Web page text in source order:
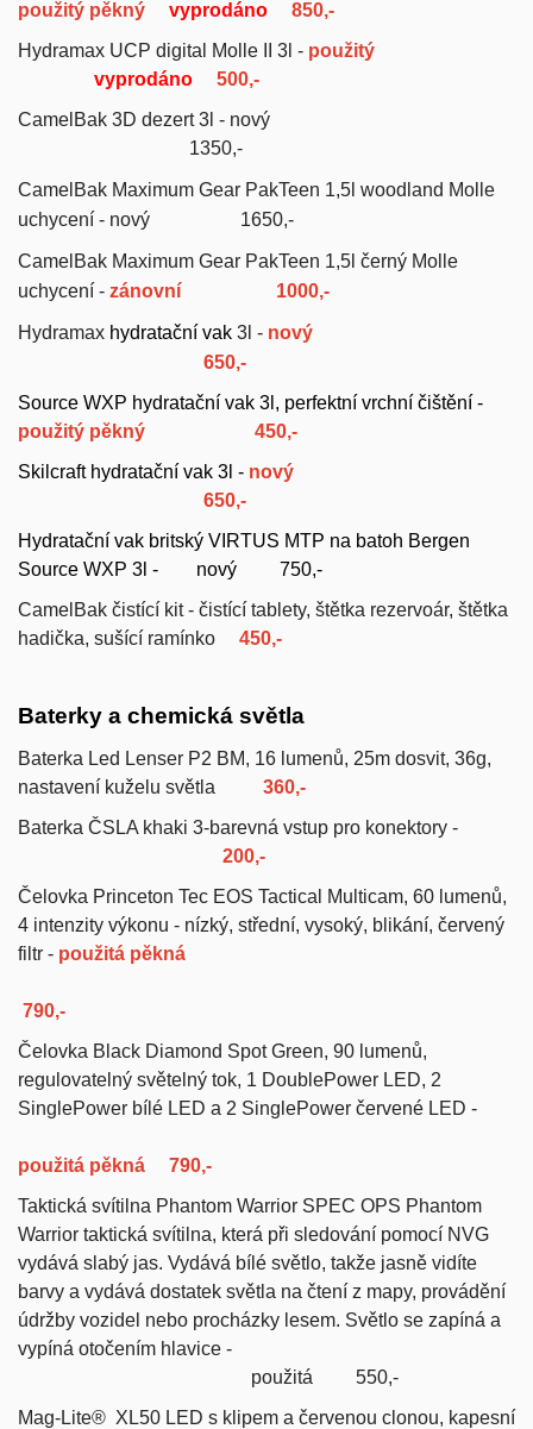
použitý pěkný vyprodáno
850,-
Hydramax UCP digital Molle II 3l - použitý
vyprodáno
500,-
CamelBak 3D dezert 3l - nový
1350,-
CamelBak Maximum Gear PakTeen 1,5l woodland Molle
uchycení - nový 1650,-
CamelBak Maximum Gear PakTeen 1,5l černý Molle
uchycení - zánovní 1000,-
Hydramax hydratační vak 3l - nový
650,-
Source WXP hydratační vak 3l, perfektní vrchní čištění -
použitý pěkný
450,-
Skilcraft hydratační vak 3l - nový
650,-
Hydratační vak britský VIRTUS MTP na batoh Bergen
Source WXP 3l - nový 750,-
CamelBak čistící kit - čistící tablety, štětka rezervoár, štětka
hadička, sušící ramínko
450,-
Baterky a chemická světla
Baterka Led Lenser P2 BM, 16 lumenů, 25m dosvit, 36g,
nastavení kuželu světla
360,-
Baterka ČSLA khaki 3-barevná vstup pro konektory -
200,-
Čelovka Princeton Tec EOS Tactical Multicam, 60 lumenů,
4 intenzity výkonu - nízký, střední, vysoký, blikání, červený
filtr - použitá pěkná
790,-
Čelovka Black Diamond Spot Green, 90 lumenů,
regulovatelný světelný tok, 1 DoublePower LED, 2
SinglePower bílé LED a 2 SinglePower červené LED -
použitá pěkná
790,-
Taktická svítilna Phantom Warrior SPEC OPS Phantom
Warrior taktická svítilna, která při sledování pomocí NVG
vydává slabý jas. Vydává bílé světlo, takže jasně vidíte
barvy a vydává dostatek světla na čtení z mapy, provádění
údržby vozidel nebo procházky lesem. Světlo se zapíná a
vypíná otočením hlavice -
použitá 550,-
Mag-Lite® XL50 LED s klipem a červenou clonou, kapesní